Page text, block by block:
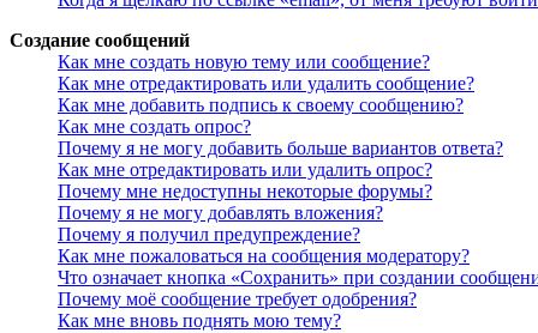
Создание сообщений
Как мне создать новую тему или сообщение?
Как мне отредактировать или удалить сообщение?
Как мне добавить подпись к своему сообщению?
Как мне создать опрос?
Почему я не могу добавить больше вариантов ответа?
Как мне отредактировать или удалить опрос?
Почему мне недоступны некоторые форумы?
Почему я не могу добавлять вложения?
Почему я получил предупреждение?
Как мне пожаловаться на сообщения модератору?
Что означает кнопка «Сохранить» при создании
Почему моё сообщение требует одобрения?
Как мне вновь поднять мою тему?